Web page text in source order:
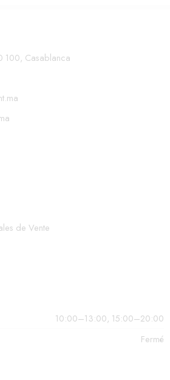
100, Casablanca
de Vente
10:00–13:00, 15:00–20:00
Fermé